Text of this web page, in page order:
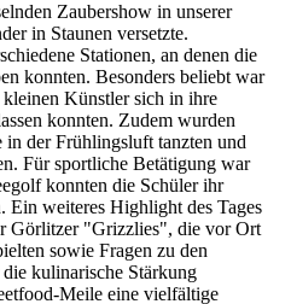
Zaubershow in unserer
in Staunen versetzte.
Stationen, an denen die
konnten. Besonders beliebt war
Künstler sich in ihre
konnten. Zudem wurden
in der Frühlingsluft tanzten und
Für sportliche Betätigung war
konnten die Schüler ihr
Ein weiteres Highlight des Tages
Görlitzer "Grizzlies", die vor Ort
sowie Fragen zu den
kulinarische Stärkung
Meile eine vielfältige